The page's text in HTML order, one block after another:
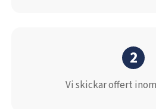
2
Vi skickar offert